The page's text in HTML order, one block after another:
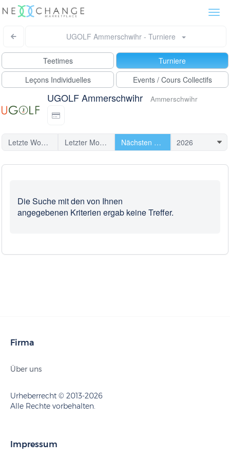
UGOLF Ammerschwihr - Turniere
Teetimes
Turniere
Leçons Individuelles
Events / Cours Collectifs
UGOLF Ammerschwihr Ammerschwihr
Letzte Woche Letzter Monat Nächsten Turniere
Die Suche mit den von Ihnen
angegebenen Kriterien ergab keine Treffer.
Firma
Über uns
Urheberrecht © 2013-2026
Alle Rechte vorbehalten.
Impressum